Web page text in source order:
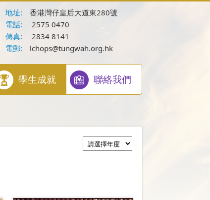
地址:
香港灣仔皇后大道東280號
電話:
2575 0470
傳真:
2834 8141
電郵:
lchops@tungwah.org.hk
學生成就 聯絡我們